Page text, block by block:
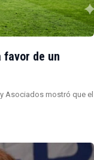
favor de un
Asociados mostró que el